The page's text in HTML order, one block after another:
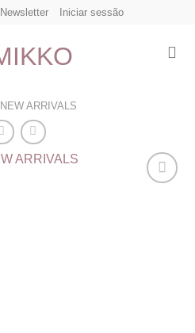
Newsletter Iniciar sessão
NEW ARRIVALS